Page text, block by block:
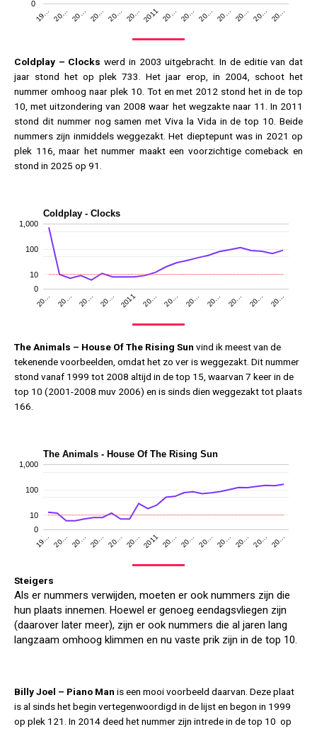
19… 20… 20… 20… 20… 20… 2011 20… 20… 20… 20… 20… 20… 20…
0
Coldplay – Clocks werd in 2003 uitgebracht. In de editie van dat
jaar stond het op plek 733. Het jaar erop, in 2004, schoot het
nummer omhoog naar plek 10. Tot en met 2012 stond het in de top
10, met uitzondering van 2008 waar het wegzakte naar 11. In 2011
stond dit nummer nog samen met Viva la Vida in de top 10. Beide
nummers zijn inmiddels weggezakt. Het dieptepunt was in 2021 op
plek 116, maar het nummer maakt een voorzichtige comeback en
stond in 2025 op 91.
Coldplay - Clocks
20… 20… 20… 20… 2011 20… 20… 20… 20… 20… 20… 20…
0
10
100
1,000
The Animals – House Of The Rising Sun vind ik meest van de
tekenende voorbeelden, omdat het zo ver is weggezakt. Dit nummer
stond vanaf 1999 tot 2008 altijd in de top 15, waarvan 7 keer in de
top 10 (2001-2008 muv 2006) en is sinds dien weggezakt tot plaats
166.
The Animals - House Of The Rising Sun
19… 20… 20… 20… 20… 20… 2011 20… 20… 20… 20… 20… 20… 20…
0
10
100
1,000
Steigers
Als er nummers verwijden, moeten er ook nummers zijn die
hun plaats innemen. Hoewel er genoeg eendagsvliegen zijn
(daarover later meer), zijn er ook nummers die al jaren lang
langzaam omhoog klimmen en nu vaste prik zijn in de top 10.
Billy Joel – Piano Man is een mooi voorbeeld daarvan. Deze plaat
is al sinds het begin vertegenwoordigd in de lijst en begon in 1999
op plek 121. In 2014 deed het nummer zijn intrede in de top 10 op